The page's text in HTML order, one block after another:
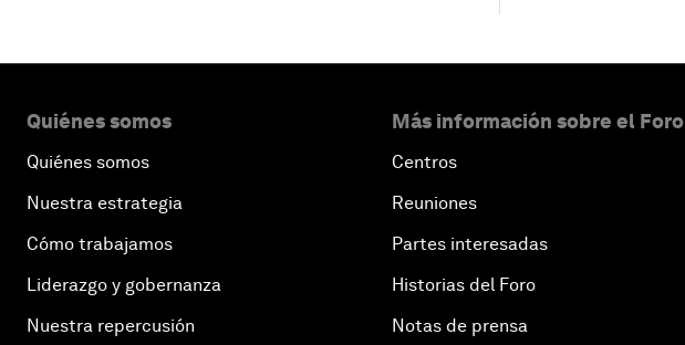
Quiénes somos
Quiénes somos
Nuestra estrategia
Cómo trabajamos
Liderazgo y gobernanza
Nuestra repercusión
Más información sobre el Foro
Centros
Reuniones
Partes interesadas
Historias del Foro
Notas de prensa